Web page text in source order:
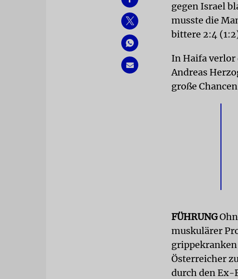
gegen Israel
musste die
bittere 2:4
In Haifa verlor
Andreas
große
FÜHRUNG
muskulärer
Österreicher
durch den Ex-